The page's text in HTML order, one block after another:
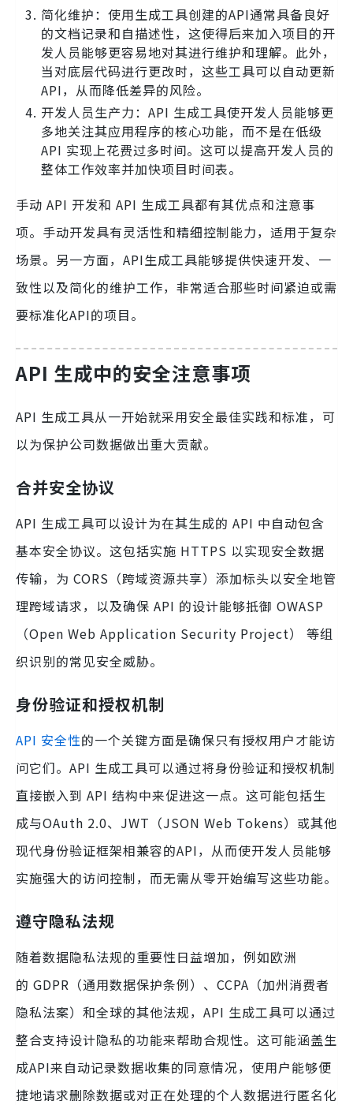
简化维护：使用生成工具创建的API通常具备良好
的文档记录和自描述性，这使得后来加入项目的开
发人员能够更容易地对其进行维护和理解。此外，
当对底层代码进行更改时，这些工具可以自动更新
API，从而降低差异的风险。
开发人员生产力：API 生成工具使开发人员能够更
多地关注其应用程序的核心功能，而不是在低级
API 实现上花费过多时间。这可以提高开发人员的
整体工作效率并加快项目时间表。
手动 API 开发和 API 生成工具都有其优点和注意事
项。手动开发具有灵活性和精细控制能力，适用于复杂
场景。另一方面，API生成工具能够提供快速开发、一
致性以及简化的维护工作，非常适合那些时间紧迫或需
要标准化API的项目。
API 生成中的安全注意事项
API 生成工具从一开始就采用安全最佳实践和标准，可
以为保护公司数据做出重大贡献。
合并安全协议
API 生成工具可以设计为在其生成的 API 中自动包含
基本安全协议。这包括实施 HTTPS 以实现安全数据
传输，为 CORS（跨域资源共享）添加标头以安全地管
理跨域请求，以及确保 API 的设计能够抵御 OWASP
（Open Web Application Security Project） 等组
织识别的常见安全威胁。
身份验证和授权机制
API 安全性的一个关键方面是确保只有授权用户才能访
问它们。API 生成工具可以通过将身份验证和授权机制
直接嵌入到 API 结构中来促进这一点。这可能包括生
成与OAuth 2.0、JWT（JSON Web Tokens）或其他
现代身份验证框架相兼容的API，从而使开发人员能够
实施强大的访问控制，而无需从零开始编写这些功能。
遵守隐私法规
随着数据隐私法规的重要性日益增加，例如欧洲
的 GDPR（通用数据保护条例）、CCPA（加州消费者
隐私法案）和全球的其他法规，API 生成工具可以通过
整合支持设计隐私的功能来帮助合规性。这可能涵盖生
成API来自动记录数据收集的同意情况，使用户能够便
捷地请求删除数据或对正在处理的个人数据进行匿名化